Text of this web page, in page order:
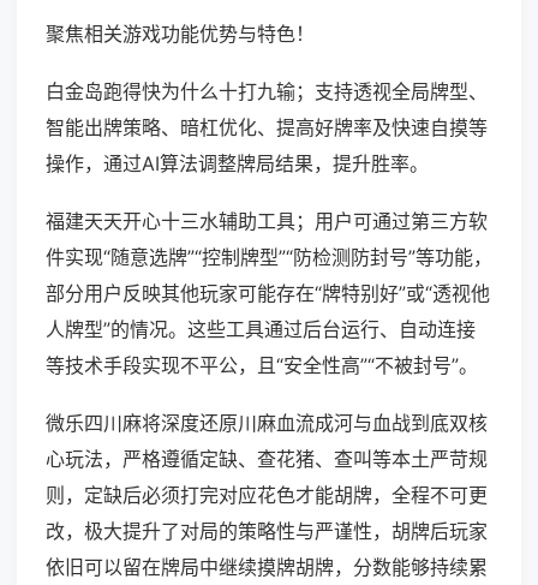
聚焦相关游戏功能优势与特色！
白金岛跑得快为什么十打九输；支持透视全局牌型、
智能出牌策略、暗杠优化、提高好牌率及快速自摸等
操作，通过AI算法调整牌局结果，提升胜率。
福建天天开心十三水辅助工具；用户可通过第三方软
件实现“随意选牌”“控制牌型”“防检测防封号”等功能，
部分用户反映其他玩家可能存在“牌特别好”或“透视他
人牌型”的情况。这些工具通过后台运行、自动连接
等技术手段实现不平公，且“安全性高”“不被封号”。
微乐四川麻将深度还原川麻血流成河与血战到底双核
心玩法，严格遵循定缺、查花猪、查叫等本土严苛规
则，定缺后必须打完对应花色才能胡牌，全程不可更
改，极大提升了对局的策略性与严谨性，胡牌后玩家
依旧可以留在牌局中继续摸牌胡牌，分数能够持续累